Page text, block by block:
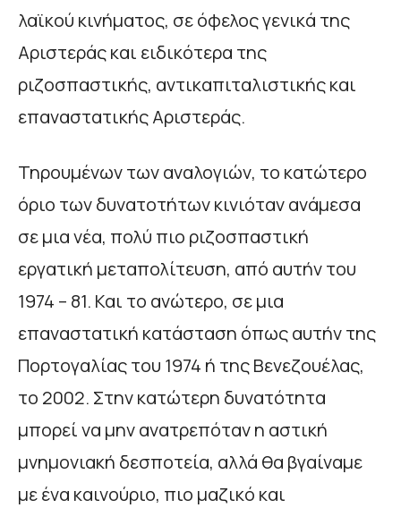
λαϊκού κινήματος, σε όφελος γενικά της
Αριστεράς και ειδικότερα της
ριζοσπαστικής, αντικαπιταλιστικής και
επαναστατικής Αριστεράς.
Τηρουμένων των αναλογιών, το κατώτερο
όριο των δυνατοτήτων κινιόταν ανάμεσα
σε μια νέα, πολύ πιο ριζοσπαστική
εργατική μεταπολίτευση, από αυτήν του
1974 – 81. Και το ανώτερο, σε μια
επαναστατική κατάσταση όπως αυτήν της
Πορτογαλίας του 1974 ή της Βενεζουέλας,
το 2002. Στην κατώτερη δυνατότητα
μπορεί να μην ανατρεπόταν η αστική
μνημονιακή δεσποτεία, αλλά θα βγαίναμε
με ένα καινούριο, πιο μαζικό και